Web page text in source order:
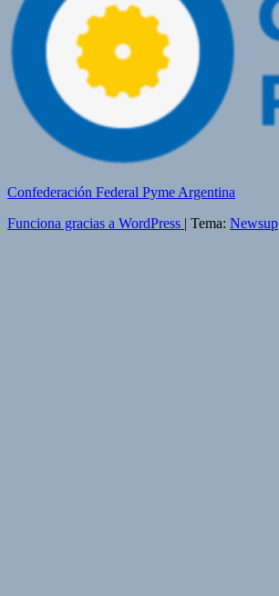
Confederación Federal Pyme Argentina
Funciona gracias a WordPress | Tema: Newsup